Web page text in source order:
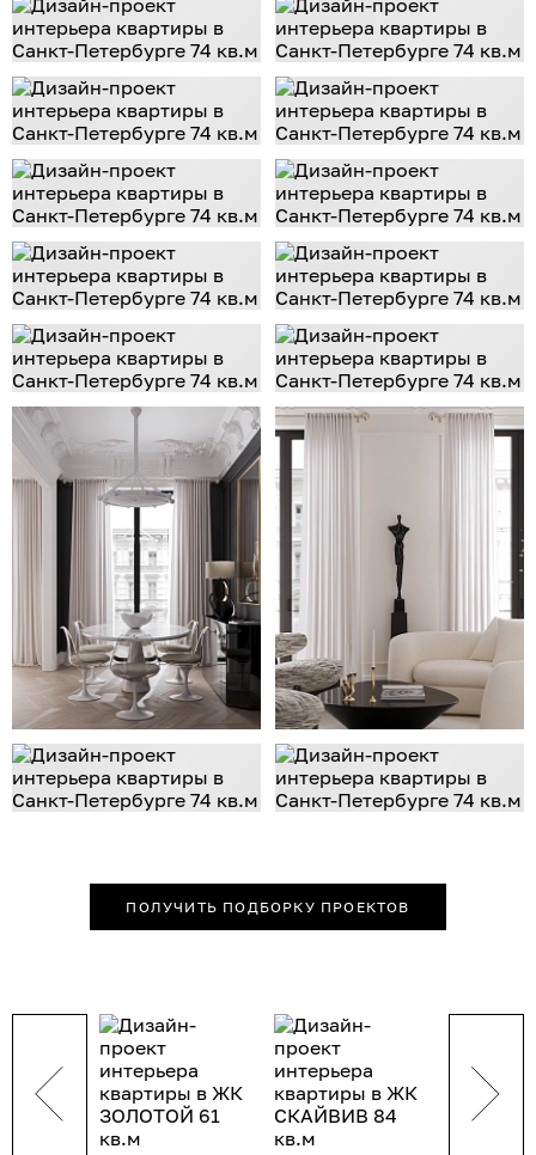
ПОЛУЧИТЬ ПОДБОРКУ ПРОЕКТОВ